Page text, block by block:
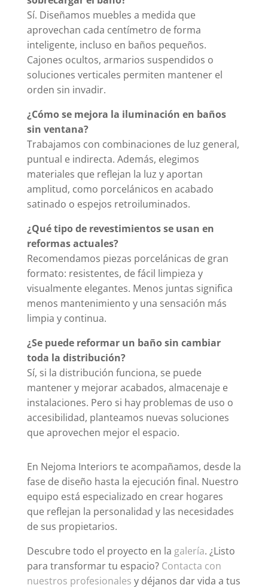
Sí. Diseñamos muebles a medida que
aprovechan cada centímetro de forma
inteligente, incluso en baños pequeños.
Cajones ocultos, armarios suspendidos o
soluciones verticales permiten mantener el
orden sin invadir.
¿Cómo se mejora la iluminación en baños
sin ventana?
Trabajamos con combinaciones de luz general,
puntual e indirecta. Además, elegimos
materiales que reflejan la luz y aportan
amplitud, como porcelánicos en acabado
satinado o espejos retroiluminados.
¿Qué tipo de revestimientos se usan en
reformas actuales?
Recomendamos piezas porcelánicas de gran
formato: resistentes, de fácil limpieza y
visualmente elegantes. Menos juntas significa
menos mantenimiento y una sensación más
limpia y continua.
¿Se puede reformar un baño sin cambiar
toda la distribución?
Sí, si la distribución funciona, se puede
mantener y mejorar acabados, almacenaje e
instalaciones. Pero si hay problemas de uso o
accesibilidad, planteamos nuevas soluciones
que aprovechen mejor el espacio.
En Nejoma Interiors te acompañamos, desde la
fase de diseño hasta la ejecución final. Nuestro
equipo está especializado en crear hogares
que reflejan la personalidad y las necesidades
de sus propietarios.
Descubre todo el proyecto en la galería. ¿Listo
para transformar tu espacio?Contacta con
nuestros profesionales y déjanos dar vida a tus